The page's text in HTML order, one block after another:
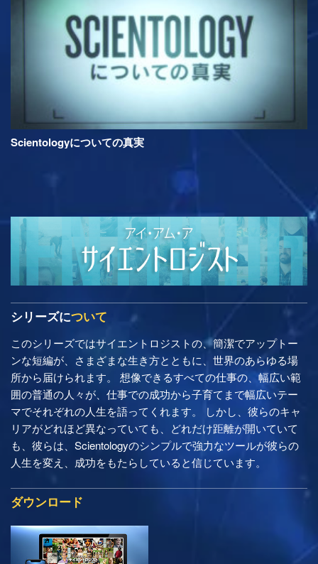
Scientologyについての真実
シリーズについて
このシリーズではサイエントロジストの、簡潔でアップトー
ンな短編が、さまざまな生き方とともに、世界のあらゆる場
所から届けられます。 想像できるすべての仕事の、幅広い範
囲の普通の人々が、仕事での成功から子育てまで幅広いテー
マでそれぞれの人生を語ってくれます。 しかし、彼らのキャ
リアがどれほど異なっていても、どれだけ距離が開いていて
も、彼らは、Scientologyのシンプルで強力なツールが彼らの
人生を変え、成功をもたらしていると信じています。
ダウンロード